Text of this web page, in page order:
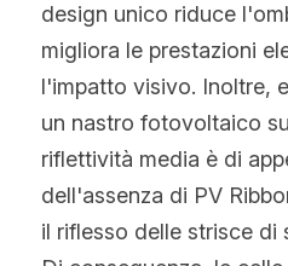
design unico riduce
migliora le prestazioni
l'impatto visivo. Inoltre,
un nastro fotovoltaico
riflettività media è di
dell'assenza di PV
il riflesso delle strisce di